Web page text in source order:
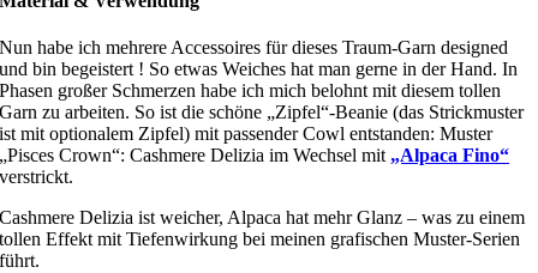
Nun habe ich mehrere Accessoires für dieses Traum-Garn designed
und bin begeistert ! So etwas Weiches hat man gerne in der Hand. In
Phasen großer Schmerzen habe ich mich belohnt mit diesem tollen
Garn zu arbeiten. So ist die schöne „Zipfel“-Beanie (das Strickmuster
ist mit optionalem Zipfel) mit passender Cowl entstanden: Muster
„Pisces Crown“: Cashmere Delizia im Wechsel mit „Alpaca Fino“
verstrickt.
Cashmere Delizia ist weicher, Alpaca hat mehr Glanz – was zu einem
tollen Effekt mit Tiefenwirkung bei meinen grafischen Muster-Serien
führt.